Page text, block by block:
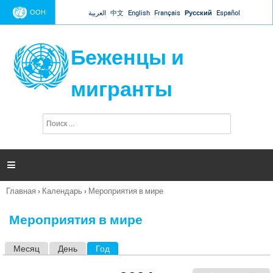
Jump to navigation
ООН العربية 中文 English Français Русский Español
Беженцы и
мигранты
п
и

Вы
Главная › Календарь › Мероприятия в мире
Мероприятия в мире
Месяц День Год